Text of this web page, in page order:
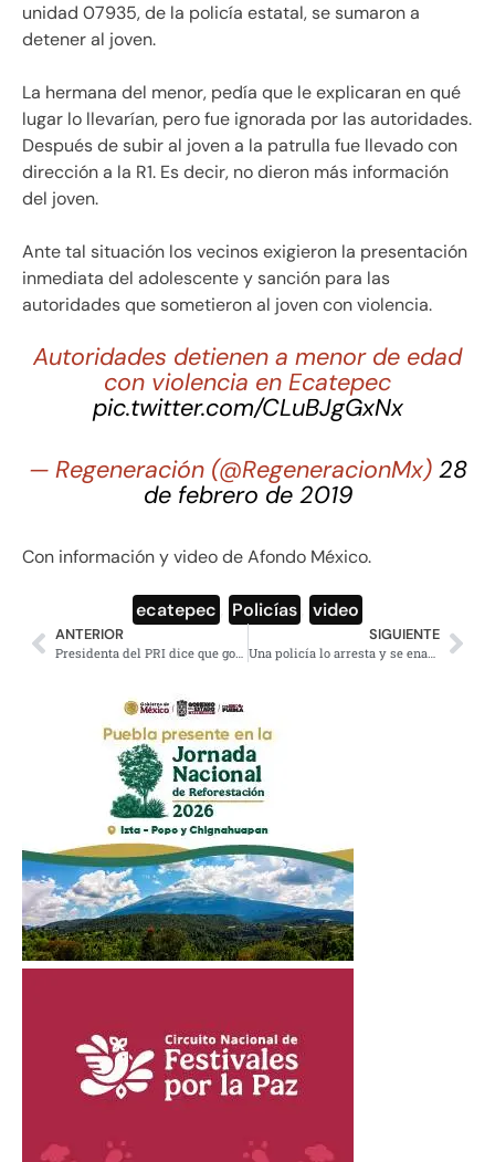
unidad 07935, de la policía estatal, se sumaron a
detener al joven.
La hermana del menor, pedía que le explicaran en qué
lugar lo llevarían, pero fue ignorada por las autoridades.
Después de subir al joven a la patrulla fue llevado con
dirección a la R1. Es decir, no dieron más información
del joven.
Ante tal situación los vecinos exigieron la presentación
inmediata del adolescente y sanción para las
autoridades que sometieron al joven con violencia.
Autoridades detienen a menor de edad
con violencia en Ecatepec
pic.twitter.com/CLuBJgGxNx
— Regeneración (@RegeneracionMx) 28
de febrero de 2019
Con información y video de Afondo México.
ecatepec Policías video
ANTERIOR
Presidenta del PRI dice que gobierno de AMLO es autoritario
SIGUIENTE
Una policía lo arresta y se enamora de él por su acento norteño